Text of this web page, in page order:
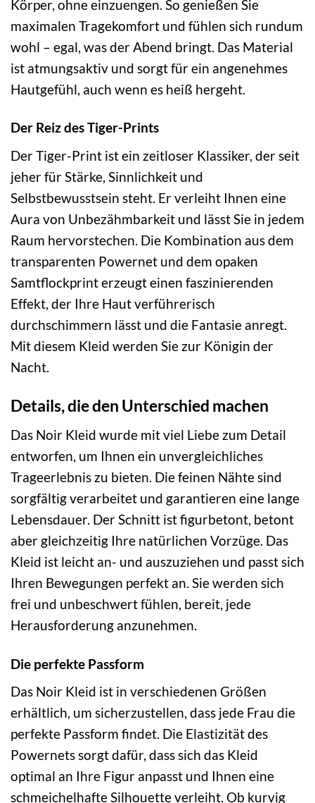
Körper, ohne einzuengen. So genießen Sie
maximalen Tragekomfort und fühlen sich rundum
wohl – egal, was der Abend bringt. Das Material
ist atmungsaktiv und sorgt für ein angenehmes
Hautgefühl, auch wenn es heiß hergeht.
Der Reiz des Tiger-Prints
Der Tiger-Print ist ein zeitloser Klassiker, der seit
jeher für Stärke, Sinnlichkeit und
Selbstbewusstsein steht. Er verleiht Ihnen eine
Aura von Unbezähmbarkeit und lässt Sie in jedem
Raum hervorstechen. Die Kombination aus dem
transparenten Powernet und dem opaken
Samtflockprint erzeugt einen faszinierenden
Effekt, der Ihre Haut verführerisch
durchschimmern lässt und die Fantasie anregt.
Mit diesem Kleid werden Sie zur Königin der
Nacht.
Details, die den Unterschied machen
Das Noir Kleid wurde mit viel Liebe zum Detail
entworfen, um Ihnen ein unvergleichliches
Trageerlebnis zu bieten. Die feinen Nähte sind
sorgfältig verarbeitet und garantieren eine lange
Lebensdauer. Der Schnitt ist figurbetont, betont
aber gleichzeitig Ihre natürlichen Vorzüge. Das
Kleid ist leicht an- und auszuziehen und passt sich
Ihren Bewegungen perfekt an. Sie werden sich
frei und unbeschwert fühlen, bereit, jede
Herausforderung anzunehmen.
Die perfekte Passform
Das Noir Kleid ist in verschiedenen Größen
erhältlich, um sicherzustellen, dass jede Frau die
perfekte Passform findet. Die Elastizität des
Powernets sorgt dafür, dass sich das Kleid
optimal an Ihre Figur anpasst und Ihnen eine
schmeichelhafte Silhouette verleiht. Ob kurvig